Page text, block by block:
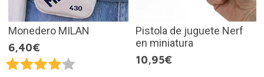
Monedero MILAN
6,40€
Pistola de juguete Nerf
en miniatura
10,95€